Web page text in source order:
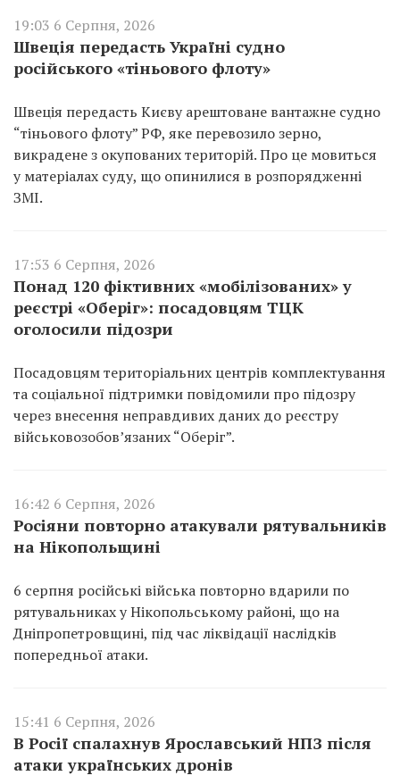
19:03 6 Серпня, 2026
Швеція передасть Україні судно
російського «тіньового флоту»
Швеція передасть Києву арештоване вантажне судно
“тіньового флоту” РФ, яке перевозило зерно,
викрадене з окупованих територій. Про це мовиться
у матеріалах суду, що опинилися в розпорядженні
ЗМІ.
17:53 6 Серпня, 2026
Понад 120 фіктивних «мобілізованих» у
реєстрі «Оберіг»: посадовцям ТЦК
оголосили підозри
Посадовцям територіальних центрів комплектування
та соціальної підтримки повідомили про підозру
через внесення неправдивих даних до реєстру
військовозобов’язаних “Оберіг”.
16:42 6 Серпня, 2026
Росіяни повторно атакували рятувальників
на Нікопольщині
6 серпня російські війська повторно вдарили по
рятувальниках у Нікопольському районі, що на
Дніпропетровщині, під час ліквідації наслідків
попередньої атаки.
15:41 6 Серпня, 2026
В Росії спалахнув Ярославський НПЗ після
атаки українських дронів